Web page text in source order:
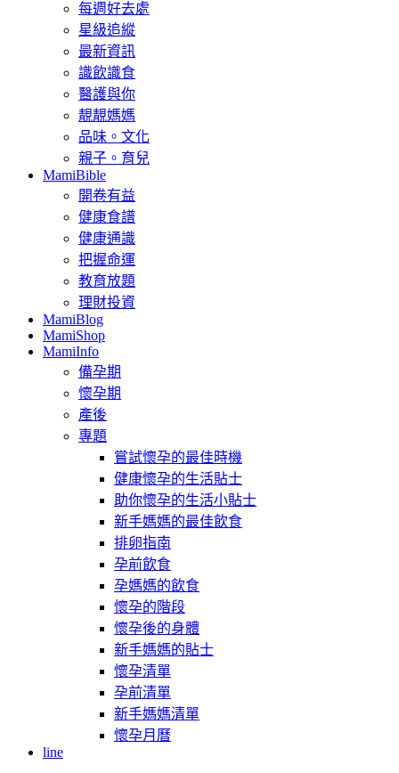
每週好去處
星級追縱
最新資訊
識飲識食
醫護與你
靚靚媽媽
品味。文化
親子。育兒
MamiBible
開卷有益
健康食譜
健康通識
把握命運
教育放題
理財投資
MamiBlog
MamiShop
MamiInfo
備孕期
懷孕期
產後
專題
嘗試懷孕的最佳時機
健康懷孕的生活貼士
助你懷孕的生活小貼士
新手媽媽的最佳飲食
排卵指南
孕前飲食
孕媽媽的飲食
懷孕的階段
懷孕後的身體
新手媽媽的貼士
懷孕清單
孕前清單
新手媽媽清單
懷孕月曆
line